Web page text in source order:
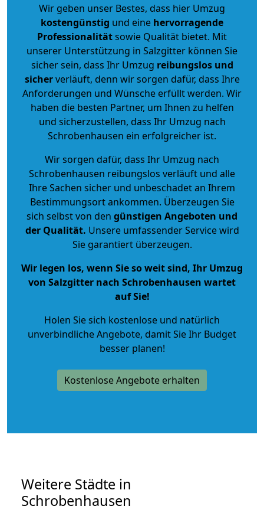
Wir geben unser Bestes, dass hier Umzug
kostengünstig und eine hervorragende
Professionalitätsowie Qualität bietet. Mit
unserer Unterstützung in Salzgitter können Sie
sicher sein, dass Ihr Umzug reibungslos und
sicherverläuft, denn wir sorgen dafür, dass Ihre
Anforderungen und Wünsche erfüllt werden. Wir
haben die besten Partner, um Ihnen zu helfen
und sicherzustellen, dass Ihr Umzug nach
Schrobenhausen ein erfolgreicher ist.
Wir sorgen dafür, dass Ihr Umzug nach
Schrobenhausen reibungslos verläuft und alle
Ihre Sachen sicher und unbeschadet an Ihrem
Bestimmungsort ankommen. Überzeugen Sie
sich selbst von den günstigen Angeboten und
der Qualität. Unsere umfassender Service wird
Sie garantiert überzeugen.
Wir legen los, wenn Sie so weit sind, Ihr Umzug
von Salzgitter nach Schrobenhausen wartet
auf Sie!
Holen Sie sich kostenlose und natürlich
unverbindliche Angebote, damit Sie Ihr Budget
besser planen!
Kostenlose Angebote erhalten
Weitere Städte in
Schrobenhausen